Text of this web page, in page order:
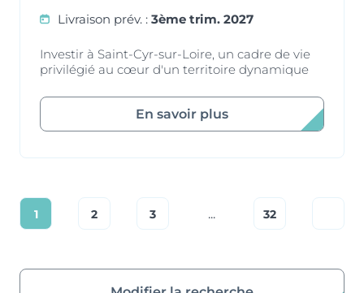
Livraison prév. : 3ème trim. 2027
Investir à Saint-Cyr-sur-Loire, un cadre de vie
privilégié au cœur d'un territoire dynamique
En savoir plus
1 2 3 ... 32